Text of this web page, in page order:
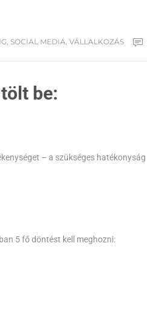
SOCIAL MEDIA VÁLLALKOZÁS
be:
– a szükséges hatékonyság
5 fő döntést kell meghozni: